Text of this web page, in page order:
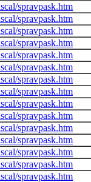
spravpask.htm
spravpask.htm
spravpask.htm
spravpask.htm
spravpask.htm
spravpask.htm
spravpask.htm
spravpask.htm
spravpask.htm
spravpask.htm
spravpask.htm
spravpask.htm
spravpask.htm
spravpask.htm
spravpask.htm